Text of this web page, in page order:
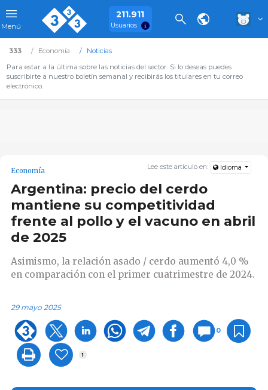
Menú
211.911
Usuarios
333 Economía
Noticias
Para estar a la última sobre las noticias del sector. Si lo deseas puedes
suscribirte a nuestro boletín semanal y recibirás los titulares en tu correo
electrónico.
Lee este artículo en: Idioma
Economía
Argentina: precio del cerdo
mantiene su competitividad
frente al pollo y el vacuno en abril
de 2025
Asimismo, la relación asado / cerdo aumentó 4,0 %
en comparación con el primer cuatrimestre de 2024.
29 mayo 2025
0
1